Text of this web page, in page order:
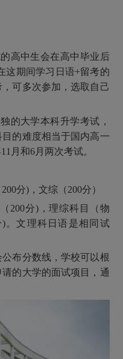
高中生会在高中毕业后
这期间学习日语+留考的
可多次参加，选取自己
的大学本科升学考试，
的难度相当于国内高一
月和6月两次考试。
分)，文综（200分）
200分)，理综科目（物
。文理科日语是相同试
布分数线，学校可以根
的大学的面试项目，通